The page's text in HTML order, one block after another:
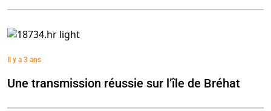
Il y a 3 ans
Une transmission réussie sur l’île de Bréhat